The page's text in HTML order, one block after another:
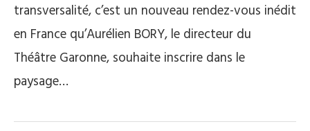
transversalité, c’est un nouveau rendez-vous inédit
en France qu’Aurélien BORY, le directeur du
Théâtre Garonne, souhaite inscrire dans le
paysage…